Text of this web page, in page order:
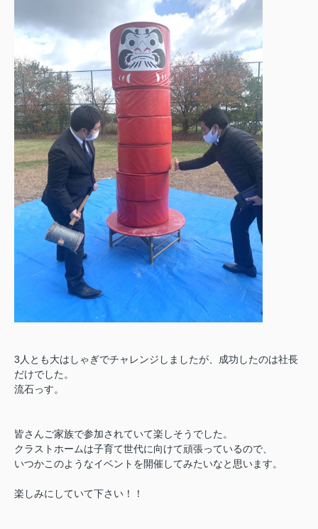
3人とも大はしゃぎでチャレンジしましたが、成功したのは社長
だけでした。
流石っす。
皆さんご家族で参加されていて楽しそうでした。
クラストホームは子育て世代に向けて頑張っているので、
いつかこのようなイベントを開催してみたいなと思います。
楽しみにしていて下さい！！